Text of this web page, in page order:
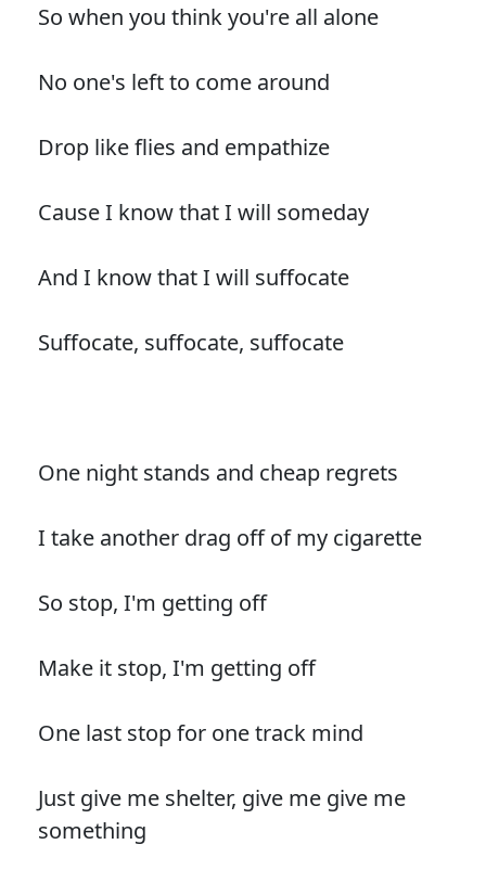
So when you think you're all alone
No one's left to come around
Drop like flies and empathize
Cause I know that I will someday
And I know that I will suffocate
Suffocate, suffocate, suffocate
One night stands and cheap regrets
I take another drag off of my cigarette
So stop, I'm getting off
Make it stop, I'm getting off
One last stop for one track mind
Just give me shelter, give me give me
something